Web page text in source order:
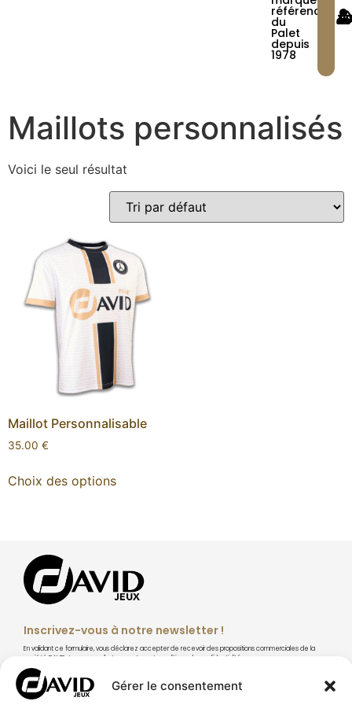
Gérer le consentement
référence
du
Palet
depuis
1978
Maillots personnalisés
Voici le seul résultat
Maillot Personnalisable
35.00 €
Choix des options
Inscrivez-vous à notre newsletter !
En validant ce formulaire, vous déclarez accepter de recevoir des propositions commerciales de la
société DAVID Jeux par mail et accepter notre politique de confidentialité.